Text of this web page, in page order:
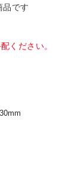
品です
ください。